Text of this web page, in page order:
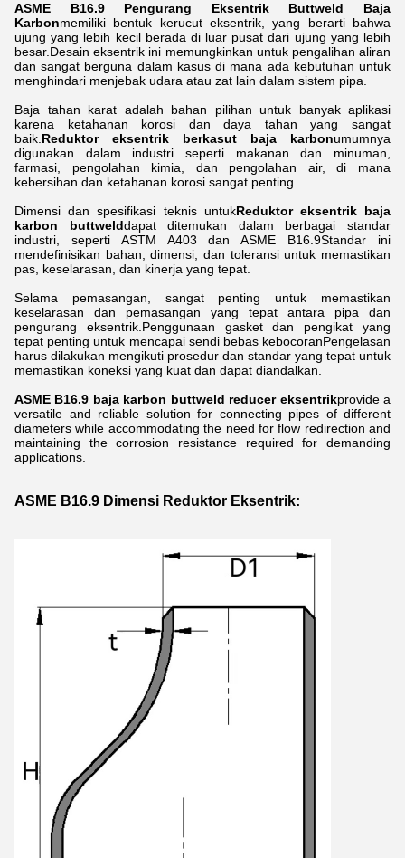
ASME B16.9 Pengurang Eksentrik Buttweld Baja
Karbonmemiliki bentuk kerucut eksentrik, yang berarti bahwa
ujung yang lebih kecil berada di luar pusat dari ujung yang lebih
besar.Desain eksentrik ini memungkinkan untuk pengalihan aliran
dan sangat berguna dalam kasus di mana ada kebutuhan untuk
menghindari menjebak udara atau zat lain dalam sistem pipa.
Baja tahan karat adalah bahan pilihan untuk banyak aplikasi
karena ketahanan korosi dan daya tahan yang sangat
baik. Reduktor eksentrik berkasut baja karbonumumnya
digunakan dalam industri seperti makanan dan minuman,
farmasi, pengolahan kimia, dan pengolahan air, di mana
kebersihan dan ketahanan korosi sangat penting.
Dimensi dan spesifikasi teknis untukReduktor eksentrik baja
karbon buttwelddapat ditemukan dalam berbagai standar
industri, seperti ASTM A403 dan ASME B16.9Standar ini
mendefinisikan bahan, dimensi, dan toleransi untuk memastikan
pas, keselarasan, dan kinerja yang tepat.
Selama pemasangan, sangat penting untuk memastikan
keselarasan dan pemasangan yang tepat antara pipa dan
pengurang eksentrik.Penggunaan gasket dan pengikat yang
tepat penting untuk mencapai sendi bebas kebocoranPengelasan
harus dilakukan mengikuti prosedur dan standar yang tepat untuk
memastikan koneksi yang kuat dan dapat diandalkan.
ASME B16.9 baja karbon buttweld reducer eksentrikprovide a
versatile and reliable solution for connecting pipes of different
diameters while accommodating the need for flow redirection and
maintaining the corrosion resistance required for demanding
applications.
ASME B16.9 Dimensi Reduktor Eksentrik: